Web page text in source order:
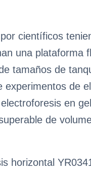
científicos
una plataforma
tamaños de
de
en
de
horizontal